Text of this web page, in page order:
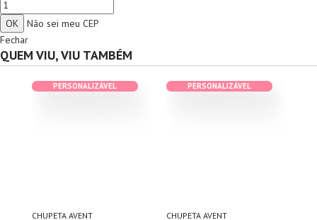
Não sei meu CEP
Fechar
QUEM VIU, VIU TAMBÉM
PERSONALIZÁVEL
CHUPETA AVENT
PERSONALIZÁVEL
CHUPETA AVENT